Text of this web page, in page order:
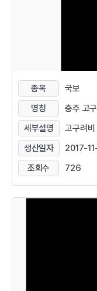
종목
국보
명칭
충주 고구
세부설명
고구려
생산일자
2017-
조회수
726